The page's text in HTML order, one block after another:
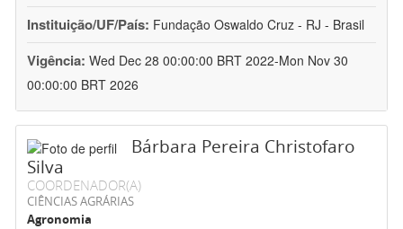
Instituição/UF/País: Fundação Oswaldo Cruz - RJ - Brasil
Vigência: Wed Dec 28 00:00:00 BRT 2022-Mon Nov 30
00:00:00 BRT 2026
Bárbara Pereira Christofaro
Silva
COORDENADOR(A)
CIÊNCIAS AGRÁRIAS
Agronomia